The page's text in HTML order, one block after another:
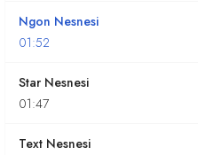
Ngon Nesnesi
01:52
Star Nesnesi
01:47
Text Nesnesi